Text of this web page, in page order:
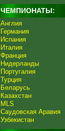
ЧЕМПИОНАТЫ:
Англия
Германия
Испания
Италия
Франция
Нидерланды
Португалия
Турция
Беларусь
Казахстан
MLS
Саудовская Аравия
Узбекистан